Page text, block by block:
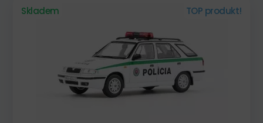
Skladem TOP produkt!